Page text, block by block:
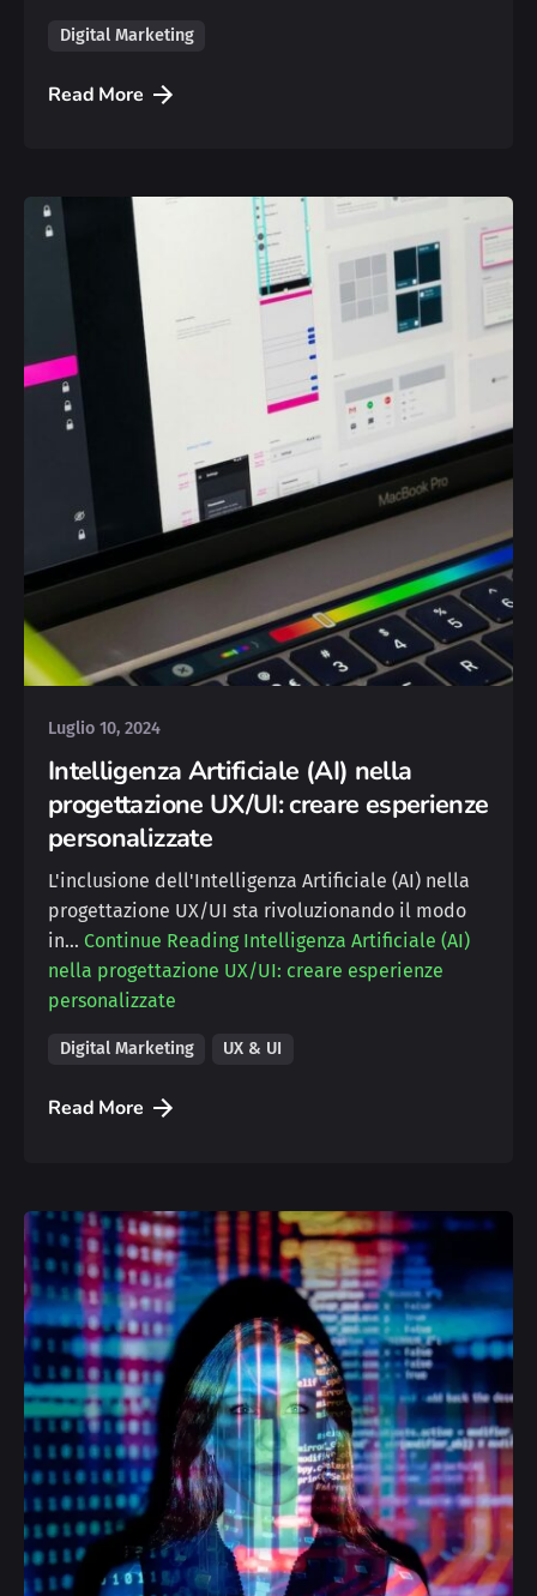
Digital Marketing
Read More
Deborah
Luglio 10, 2024
Intelligenza Artificiale (AI) nella
progettazione UX/UI: creare esperienze
personalizzate
L'inclusione dell'Intelligenza Artificiale (AI) nella
progettazione UX/UI sta rivoluzionando il modo
in… Continue ReadingIntelligenza Artificiale (AI)
nella progettazione UX/UI: creare esperienze
personalizzate
Digital Marketing UX & UI
Read More